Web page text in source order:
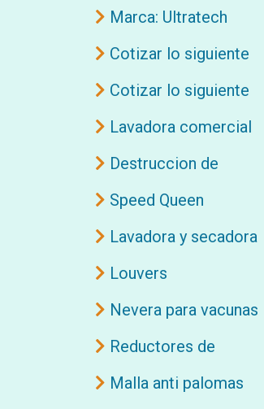
Marca: Ultratech
Cotizar lo siguiente
Cotizar lo siguiente
Lavadora comercial
Destruccion de
documentos
Speed Queen
Lavadora y secadora
Louvers
Nevera para vacunas
Reductores de
velocidad
Malla anti palomas